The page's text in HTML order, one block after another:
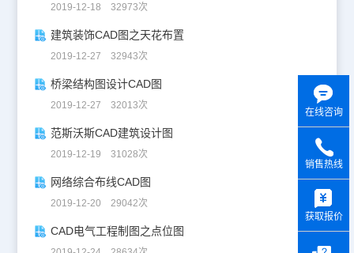
2019-12-18 32973次
建筑装饰CAD图之天花布置
2019-12-27 32943次
桥梁结构图设计CAD图
2019-12-27 32013次
范斯沃斯CAD建筑设计图
2019-12-19 31028次
网络综合布线CAD图
2019-12-20 29042次
CAD电气工程制图之点位图
在线咨询
销售热线
获取报价